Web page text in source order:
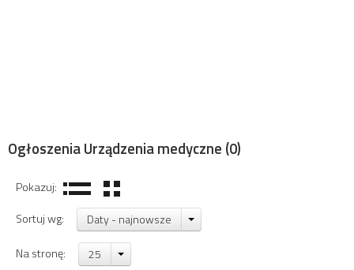
Ogłoszenia Urządzenia medyczne (0)
Pokazuj:
Sortuj wg:
Daty - najnowsze
Na stronę: 25